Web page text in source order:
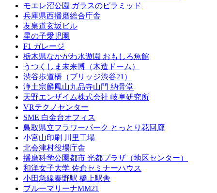
モエレ沼公園 ガラスのピラミッド
兵庫県西播磨総合庁舎
友泉道玄坂ビル
星の子愛児園
F1 ガレージ
栃木県なかがわ水遊園 おもしろ魚館
うつくしま未来博（木造ドーム）
渋谷歩道橋（ブリッジ渋谷21）
浄土宗麟鳳山九品寺山門 納骨堂
天野エンザイム株式会社 岐阜研究所
VRテクノセンター
SME 白金台オフィス
鳥取県立フラワーパーク とっとり花回廊
小宮山印刷 川里工場
北会津村役場庁舎
播磨科学公園都市 光都プラザ（地区センター）
和洋女子大学 佐倉セミナーハウス
小田急線秦野駅 橋上駅舎
ブルーマリーナMM21